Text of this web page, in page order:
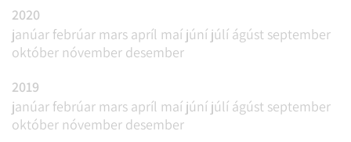
2020
janúar febrúar mars apríl maí júní júlí ágúst september
október nóvember desember
2019
janúar febrúar mars apríl maí júní júlí ágúst september
október nóvember desember